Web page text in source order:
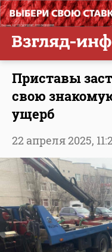
Приставы
свою
ущерб
22 апреля 2025,